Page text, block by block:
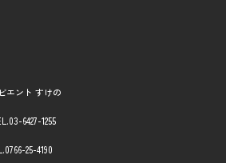
エント すけの
03-6427-1255
0766-25-4190